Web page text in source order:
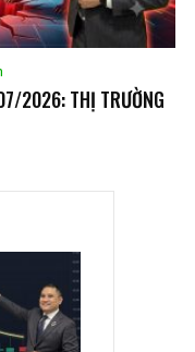
2026: THỊ TRƯỜNG